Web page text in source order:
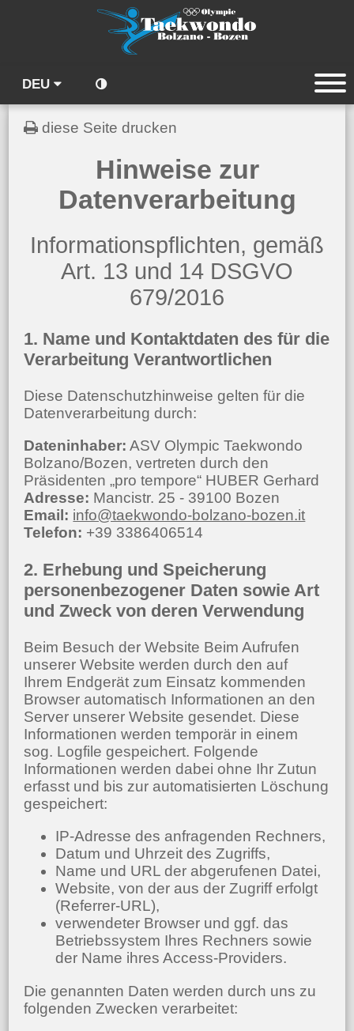
DEU
diese Seite drucken
Hinweise zur
Datenverarbeitung
Informationspflichten, gemäß
Art. 13 und 14 DSGVO
679/2016
1. Name und Kontaktdaten des für die
Verarbeitung Verantwortlichen
Diese Datenschutzhinweise gelten für die
Datenverarbeitung durch:
Dateninhaber: ASV Olympic Taekwondo
Bolzano/Bozen, vertreten durch den
Präsidenten „pro tempore“ HUBER Gerhard
Adresse: Mancistr. 25 - 39100 Bozen
Email: info@taekwondo-bolzano-bozen.it
Telefon: +39 3386406514
2. Erhebung und Speicherung
personenbezogener Daten sowie Art
und Zweck von deren Verwendung
Beim Besuch der Website Beim Aufrufen
unserer Website werden durch den auf
Ihrem Endgerät zum Einsatz kommenden
Browser automatisch Informationen an den
Server unserer Website gesendet. Diese
Informationen werden temporär in einem
sog. Logfile gespeichert. Folgende
Informationen werden dabei ohne Ihr Zutun
erfasst und bis zur automatisierten Löschung
gespeichert:
IP-Adresse des anfragenden Rechners,
Datum und Uhrzeit des Zugriffs,
Name und URL der abgerufenen Datei,
Website, von der aus der Zugriff erfolgt
(Referrer-URL),
verwendeter Browser und ggf. das
Betriebssystem Ihres Rechners sowie
der Name ihres Access-Providers.
Die genannten Daten werden durch uns zu
folgenden Zwecken verarbeitet: